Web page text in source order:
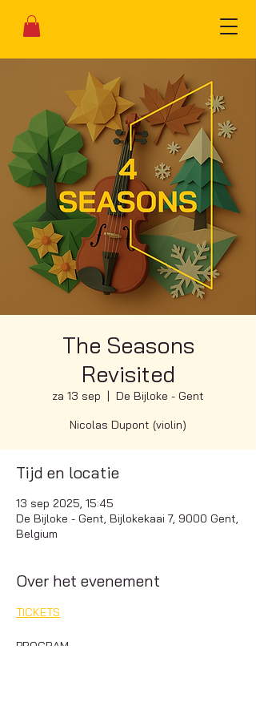
The Seasons
Revisited
za 13 sep
De Bijloke - Gent
Nicolas Dupont (violin)
Tijd en locatie
13 sep 2025, 15:45
De Bijloke - Gent, Bijlokekaai 7, 9000 Gent,
Belgium
Over het evenement
TICKETS
PROGRAM